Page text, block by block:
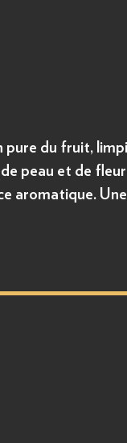
pure du fruit,
peau et de
aromatique.